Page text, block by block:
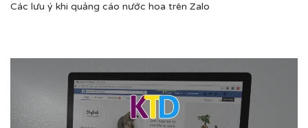
Các lưu ý khi quảng cáo nước hoa trên Zalo